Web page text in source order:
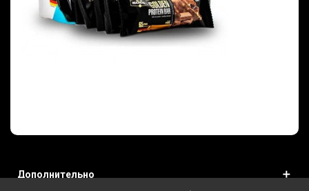
Дополнительно